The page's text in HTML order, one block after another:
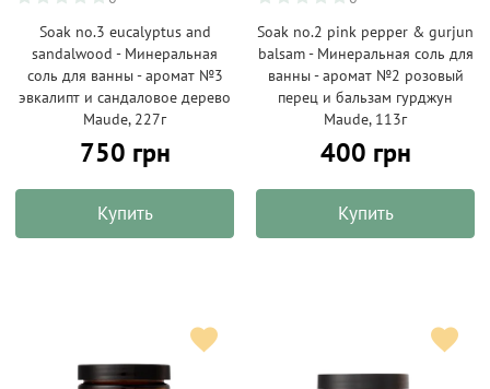
Soak no.3 eucalyptus and
sandalwood - Минеральная
соль для ванны - аромат №3
эвкалипт и сандаловое дерево
Maude, 227г
750 грн
Купить
Soak no.2 pink pepper & gurjun
balsam - Минеральная соль для
ванны - аромат №2 розовый
перец и бальзам гурджун
Maude, 113г
400 грн
Купить